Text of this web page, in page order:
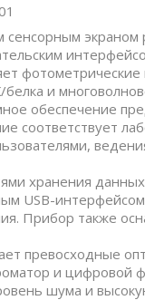
и
обеспечение
соответствует
хранения
USB-
Прибор также
превосходные
и цифровой
шума и